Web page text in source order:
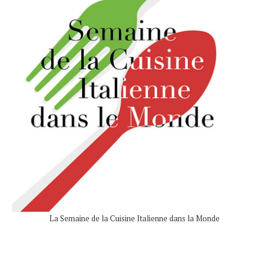
La Semaine de la Cuisine Italienne dans la Monde